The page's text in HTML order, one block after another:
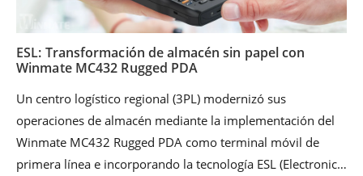
Winmate M900AD como una solución de defensa centrada
en la movilidad.
ESL: Transformación de almacén sin papel con
Winmate MC432 Rugged PDA
Un centro logístico regional (3PL) modernizó sus
operaciones de almacén mediante la implementación del
Winmate MC432 Rugged PDA como terminal móvil de
primera línea e incorporando la tecnología ESL (Electronic